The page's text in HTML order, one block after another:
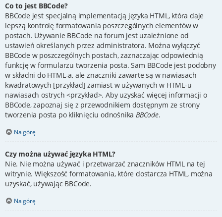
Co to jest BBCode?
BBCode jest specjalną implementacją języka HTML, która daje
lepszą kontrolę formatowania poszczególnych elementów w
postach. Używanie BBCode na forum jest uzależnione od
ustawień określanych przez administratora. Można wyłączyć
BBCode w poszczególnych postach, zaznaczając odpowiednią
funkcję w formularzu tworzenia posta. Sam BBCode jest podobny
w składni do HTML-a, ale znaczniki zawarte są w nawiasach
kwadratowych [przykład] zamiast w używanych w HTML-u
nawiasach ostrych <przykład>. Aby uzyskać więcej informacji o
BBCode, zapoznaj się z przewodnikiem dostępnym ze strony
tworzenia posta po kliknięciu odnośnika BBCode.
Na górę
Czy można używać języka HTML?
Nie. Nie można używać i przetwarzać znaczników HTML na tej
witrynie. Większość formatowania, które dostarcza HTML, można
uzyskać, używając BBCode.
Na górę